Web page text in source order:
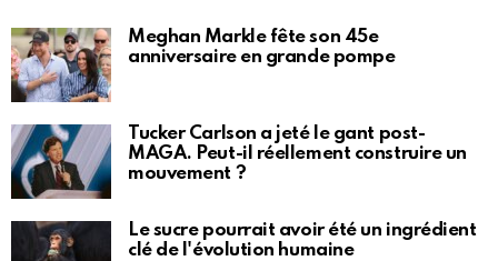
Meghan Markle fête son 45e
anniversaire en grande pompe
Tucker Carlson a jeté le gant post-
MAGA. Peut-il réellement construire un
mouvement ?
Le sucre pourrait avoir été un ingrédient
clé de l'évolution humaine